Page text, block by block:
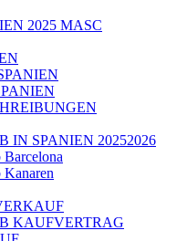
2025 MASC
IN SPANIEN 20252026
KAUFVERTRAG